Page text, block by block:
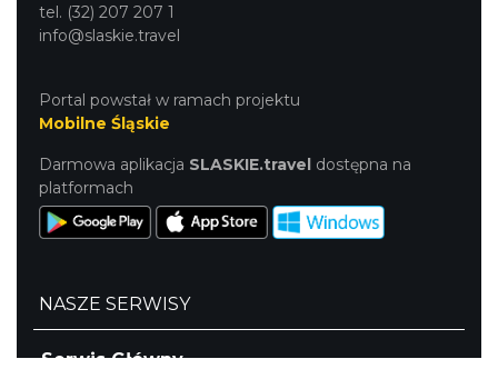
tel. (32) 207 207 1
info@slaskie.travel
Portal powstał w ramach projektu
Mobilne Śląskie
Darmowa aplikacja SLASKIE.travel dostępna na
platformach
NASZE SERWISY
Serwis Główny